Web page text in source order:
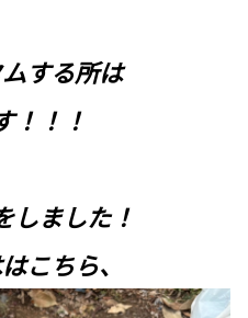
する所は
！！！
しました！
こちら、